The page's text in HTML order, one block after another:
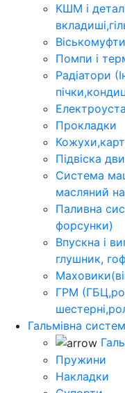
КШМ і
Помпи і
Радіатори
Прокладки
Підвіска
Система
масляний
Паливна
форсунки)
Впускна і
глушник,
ГРМ
Гальмівна
Пружини
Накладки